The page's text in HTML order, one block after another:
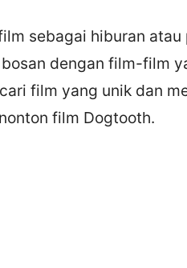
sebagai hiburan
dengan film-film
film yang unik dan
film Dogtooth.